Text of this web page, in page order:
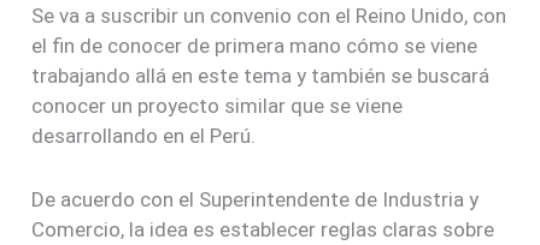
Se va a suscribir un convenio con el Reino Unido, con
el fin de conocer de primera mano cómo se viene
trabajando allá en este tema y también se buscará
conocer un proyecto similar que se viene
desarrollando en el Perú.
De acuerdo con el Superintendente de Industria y
Comercio, la idea es establecer reglas claras sobre